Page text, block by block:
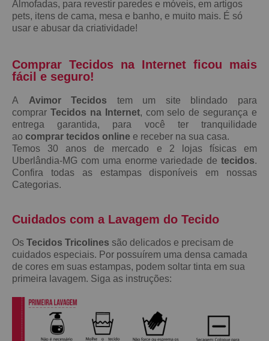
Almofadas, para revestir paredes e móveis, em artigos
pets, itens de cama, mesa e banho, e muito mais. É só
usar e abusar da criatividade!
Comprar Tecidos na Internet ficou mais
fácil e seguro!
A Avimor Tecidos tem um site blindado para
comprar Tecidos na Internet, com selo de segurança e
entrega garantida, para você ter tranquilidade
ao comprar tecidos online e receber na sua casa.
Temos 30 anos de mercado e 2 lojas físicas em
Uberlândia-MG com uma enorme variedade de tecidos.
Confira todas as estampas disponíveis em nossas
Categorias.
Cuidados com a Lavagem do Tecido
Os Tecidos Tricolines são delicados e precisam de
cuidados especiais. Por possuírem uma densa camada
de cores em suas estampas, podem soltar tinta em sua
primeira lavagem. Siga as instruções: